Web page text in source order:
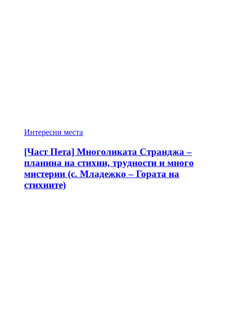
Интересни места
[Част Пета] Многоликата Странджа –
планина на стихии, трудности и много
мистерии (с. Младежко – Гората на
стихиите)